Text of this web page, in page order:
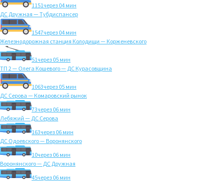
1151через 04 мин
ДС Дружная — Тубдиспансер
1547через 04 мин
Железнодорожная станция Колодищи — Корженевского
51через 05 мин
ТП 2 — Олега Кошевого — ДС Курасовщина
1063через 05 мин
ДС Серова — Комаровский рынок
73через 06 мин
Лебяжий — ДС Серова
163через 06 мин
ДС Одоевского — Воронянского
10через 06 мин
Воронянского — ДС Дружная
45через 06 мин